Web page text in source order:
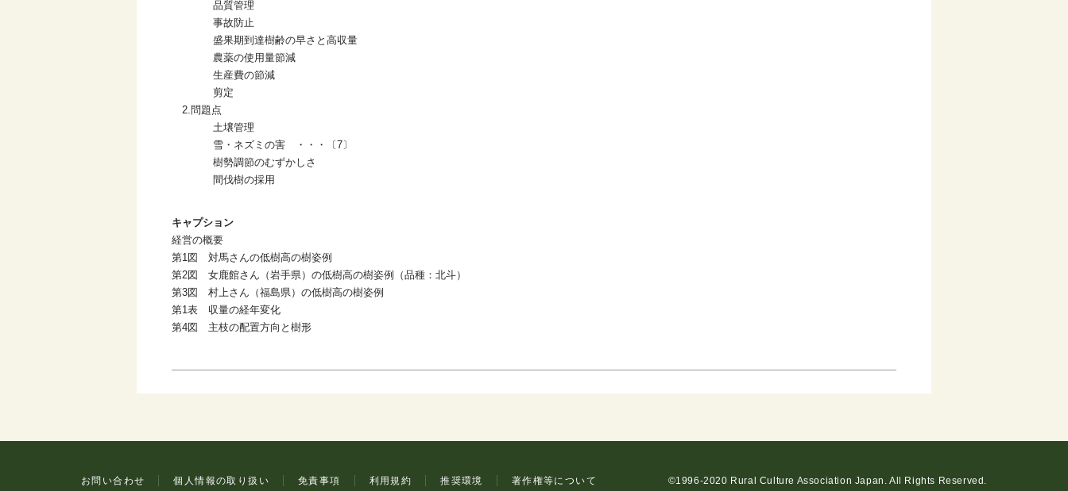
品質管理
事故防止
盛果期到達樹齢の早さと高収量
農薬の使用量節減
生産費の節減
剪定
2.問題点
土壌管理
雪・ネズミの害 ・・・〔7〕
樹勢調節のむずかしさ
間伐樹の採用
キャプション
経営の概要
第1図 対馬さんの低樹高の樹姿例
第2図 女鹿館さん（岩手県）の低樹高の樹姿例（品種：北斗）
第3図 村上さん（福島県）の低樹高の樹姿例
第1表 収量の経年変化
第4図 主枝の配置方向と樹形
お問い合わせ 個人情報の取り扱い 免責事項 利用規約 推奨環境 著作権等について ©1996-2020 Rural Culture Association Japan. All Rights Reserved.